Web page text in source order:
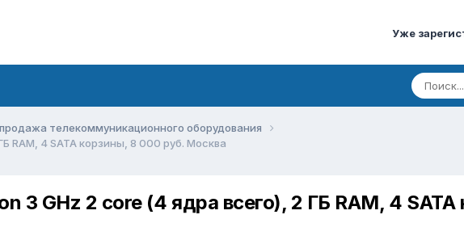
Уже
телекоммуникационного оборудования
RAM, 4 SATA корзины, 8 000 руб. Москва
3 GHz 2 core (4 ядра всего), 2 ГБ RAM, 4